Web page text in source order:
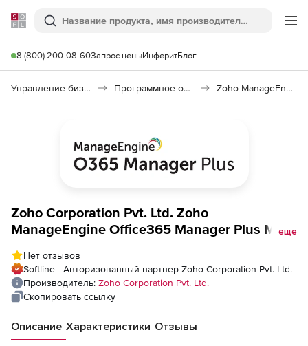
Softline
Поиск
8 (800) 200-08-60Запрос ценыИнферитБлог
Управление бизнесом, CRM/ERP Программное обеспечение для ведения дел Zoho ManageEngine Office365 Manager Plus MSP
Zoho Corporation Pvt. Ltd. Zoho
ManageEngine Office365 Manager Plus MSP
Annual), fee for 1000 Users/Mailboxes with 1
Help Desk Technician
еще
Нет отзывов
Softline - Авторизованный партнер Zoho Corporation Pvt. Ltd.
Производитель: Zoho Corporation Pvt. Ltd.
Скопировать ссылку
Описание Характеристики Отзывы